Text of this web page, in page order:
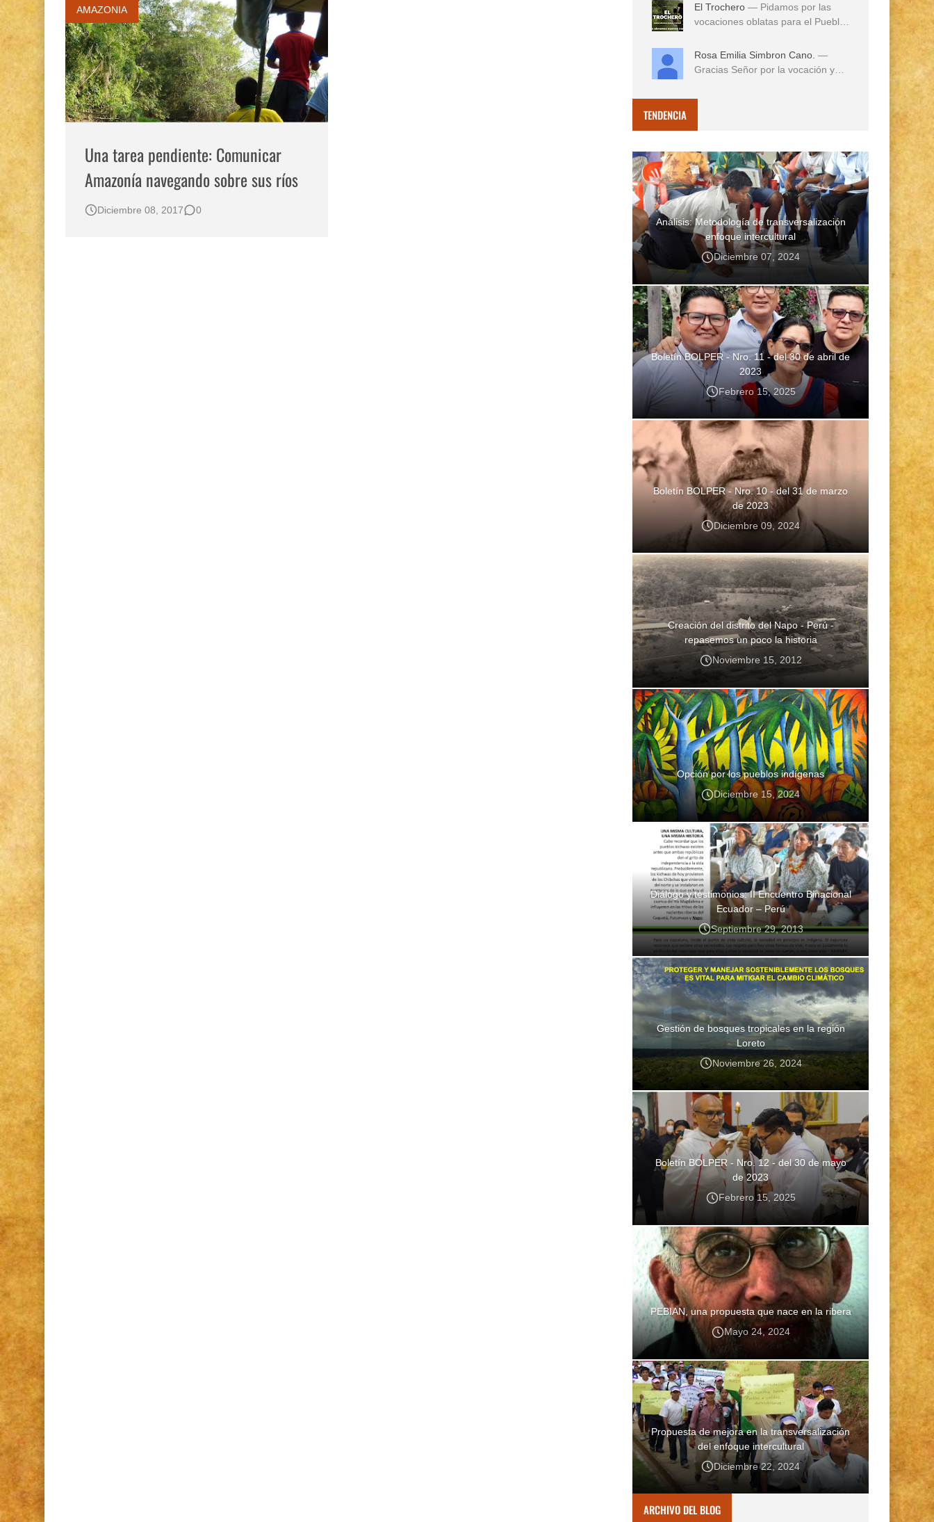
AMAZONIA
Una tarea pendiente: Comunicar
Amazonía navegando sobre sus ríos
Diciembre 08, 2017 0
El Trochero — Pidamos por las
vocaciones oblatas para el Pueblo
Rosa Emilia Simbron Cano. —
Gracias Señor por la vocación y
TENDENCIA
Análisis: Metodología de transversalización
enfoque intercultural
Diciembre 07, 2024
Boletín BOLPER - Nro. 11 - del 30 de abril de
2023
Febrero 15, 2025
Boletín BOLPER - Nro. 10 - del 31 de marzo
de 2023
Diciembre 09, 2024
Creación del distrito del Napo - Perú -
repasemos un poco la historia
Noviembre 15, 2012
Opción por los pueblos indígenas
Diciembre 15, 2024
Diálogo y testimonios: II Encuentro Binacional
Ecuador – Perú
Septiembre 29, 2013
Gestión de bosques tropicales en la región
Loreto
Noviembre 26, 2024
Boletín BOLPER - Nro. 12 - del 30 de mayo
de 2023
Febrero 15, 2025
PEBIAN, una propuesta que nace en la ribera
Mayo 24, 2024
Propuesta de mejora en la transversalización
del enfoque intercultural
Diciembre 22, 2024
ARCHIVO DEL BLOG